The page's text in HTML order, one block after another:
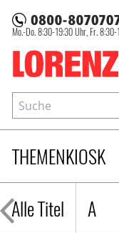
Lorenz
Mo.-Do. 8:30-19:30 Uhr, Fr.
THEMENKIOSK
Alle Titel
A
Suche